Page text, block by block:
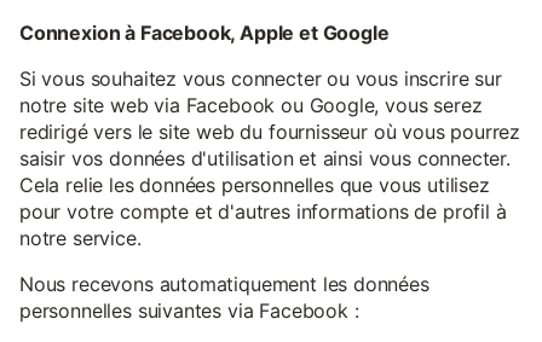
Connexion à Facebook, Apple et Google
Si vous souhaitez vous connecter ou vous inscrire sur
notre site web via Facebook ou Google, vous serez
redirigé vers le site web du fournisseur où vous pourrez
saisir vos données d'utilisation et ainsi vous connecter.
Cela relie les données personnelles que vous utilisez
pour votre compte et d'autres informations de profil à
notre service.
Nous recevons automatiquement les données
personnelles suivantes via Facebook :